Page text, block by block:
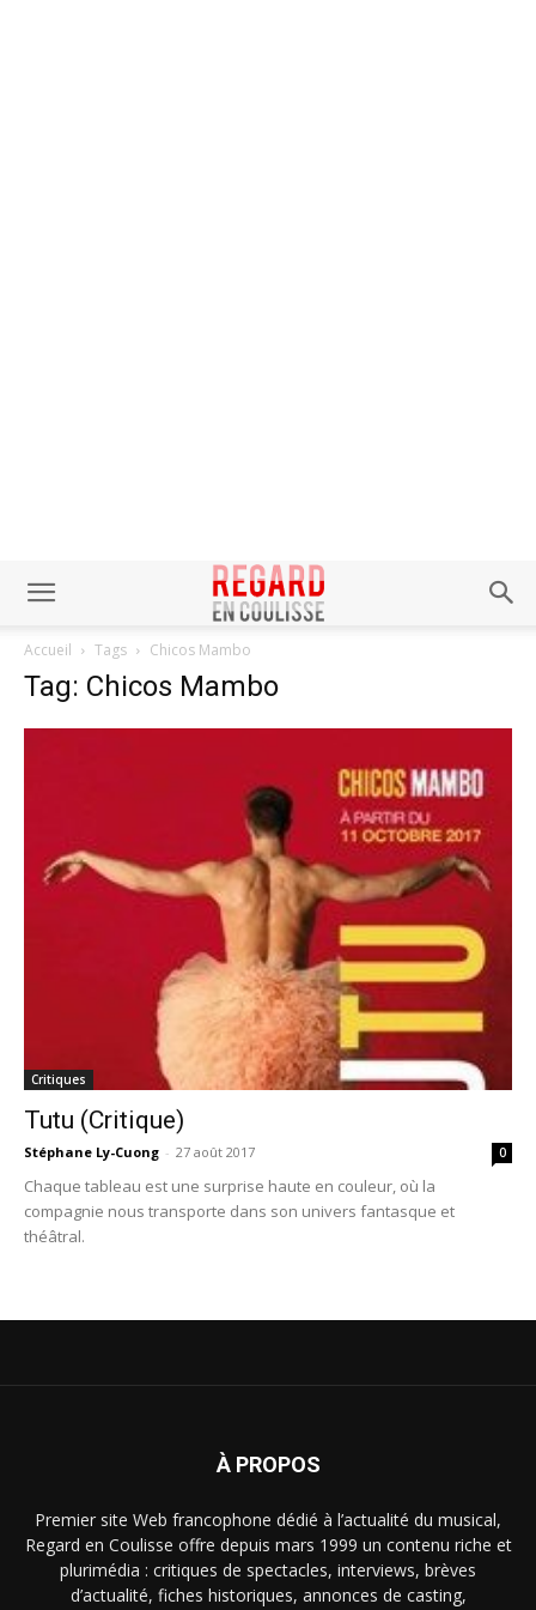
Accueil Tags Chicos Mambo
Tag: Chicos Mambo
Critiques
Tutu (Critique)
Stéphane Ly-Cuong - 27 août 2017 0
Chaque tableau est une surprise haute en couleur, où la
compagnie nous transporte dans son univers fantasque et
théâtral.
À PROPOS
Premier site Web francophone dédié à l’actualité du musical,
Regard en Coulisse offre depuis mars 1999 un contenu riche et
plurimédia : critiques de spectacles, interviews, brèves
d’actualité, fiches historiques, annonces de casting,